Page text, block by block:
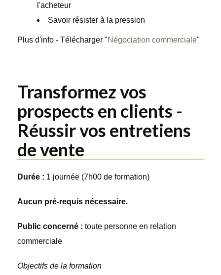
l'acheteur
Savoir résister à la pression
Plus d'info - Télécharger "Négociation commerciale"
Transformez vos
prospects en clients -
Réussir vos entretiens
de vente
Durée : 1 journée (7h00 de formation)
Aucun pré-requis nécessaire.
Public concerné : toute personne en relation
commerciale
Objectifs de la formation